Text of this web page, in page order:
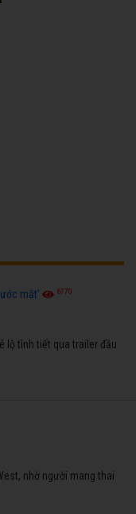
mắt' 6770
lộ tình tiết qua trailer đầu
nhờ người mang thai